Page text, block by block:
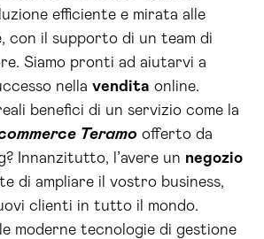
efficiente e mirata alle
con il supporto di un team di
Siamo pronti ad aiutarvi a
nella vendita online.
benefici di un servizio come la
Teramo offerto da
Innanzitutto, l’avere un negozio
di ampliare il vostro business,
clienti in tutto il mondo.
moderne tecnologie di gestione